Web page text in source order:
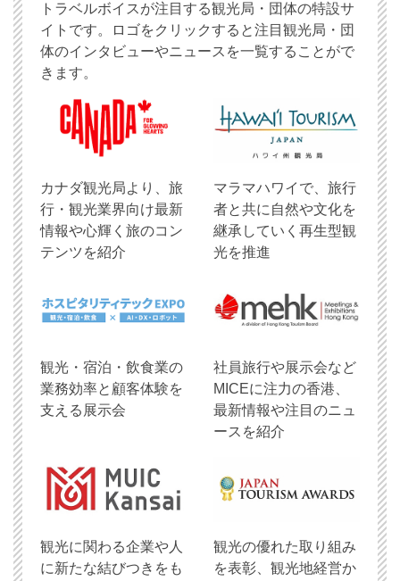
トラベルボイスが注目する観光局・団体の特設サ
イトです。ロゴをクリックすると注目観光局・団
体のインタビューやニュースを一覧することがで
きます。
​カナダ観光局より、旅
行・観光業界向け最新
情報や心輝く旅のコン
テンツを紹介
マラマハワイで、旅行
者と共に自然や文化を
継承していく再生型観
光を推進
観光・宿泊・飲食業の
業務効率と顧客体験を
支える展示会
社員旅行や展示会など
MICEに注力の香港、
最新情報や注目のニュ
ースを紹介
観光に関わる企業や人
に新たな結びつきをも
観光の優れた取り組み
を表彰、観光地経営か